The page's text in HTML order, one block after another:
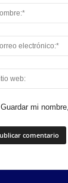
Guardar mi